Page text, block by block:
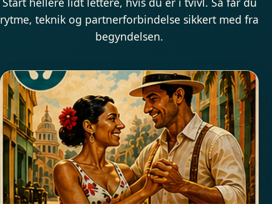
rytme, teknik og partnerforbindelse sikkert med fra
begyndelsen.